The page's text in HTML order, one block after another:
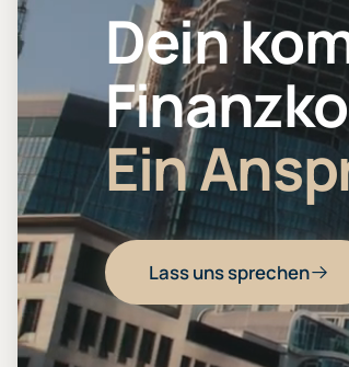
Dein
Ein
Lass uns sprechen